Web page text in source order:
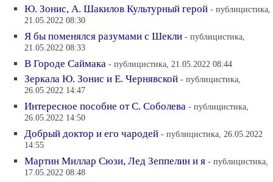
Ю. Зонис, А. Шакилов Культурный герой - публицистика,
21.05.2022 08:30
Я бы поменялся разумами с Шекли - публицистика,
21.05.2022 08:33
В Городе Саймака - публицистика, 21.05.2022 08:44
Зеркала Ю. Зонис и Е. Чернявской - публицистика,
26.05.2022 14:47
Интересное пособие от С. Соболева - публицистика,
26.05.2022 14:50
Добрый доктор и его чародей - публицистика, 26.05.2022
14:55
Мартин Миллар Сюзи, Лед Зеппелин и я - публицистика,
17.05.2022 08:48